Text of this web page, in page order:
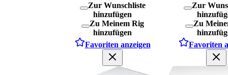
Zur Wunschliste
hinzufügen
Zu Meinem Rig
hinzufügen
Favoriten anzeigen
Zur
Zu
Favoriten